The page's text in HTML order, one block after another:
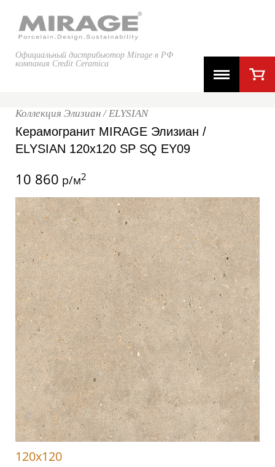
Официальный дистрибьютор Mirage в РФ
компания Credit Ceramica
Коллекция Элизиан / ELYSIAN
Керамогранит MIRAGE Элизиан /
ELYSIAN 120x120 SP SQ EY09
10 860 р/м2
120x120